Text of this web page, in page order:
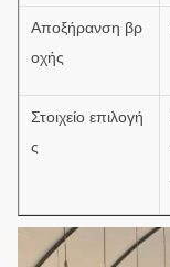
Αποξήρανση βρ
οχής
Στοιχείο επιλογή
ς